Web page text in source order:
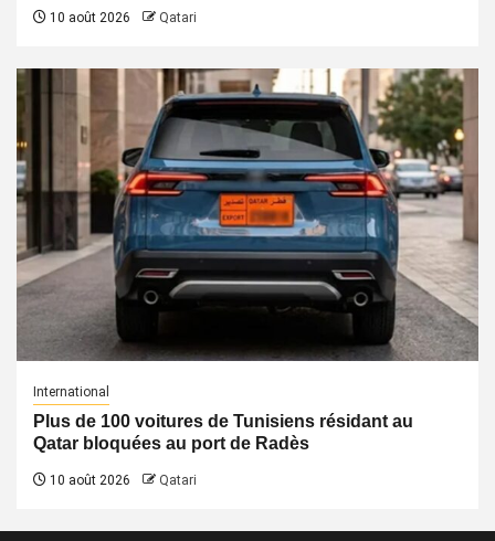
10 août 2026 Qatari
International
Plus de 100 voitures de Tunisiens résidant au
Qatar bloquées au port de Radès
10 août 2026 Qatari